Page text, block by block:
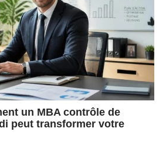
un MBA contrôle de
peut transformer votre